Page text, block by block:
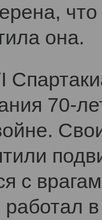
она.
70-
с